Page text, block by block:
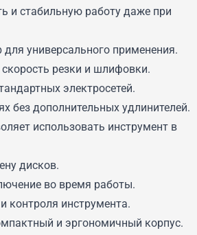
и стабильную работу даже при
универсального применения.
резки и шлифовки.
электросетей.
без дополнительных удлинителей.
использовать инструмент в
дисков.
во время работы.
контроля инструмента.
и эргономичный корпус.